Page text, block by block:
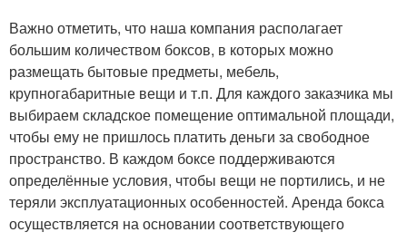
Важно отметить, что наша компания располагает
большим количеством боксов, в которых можно
размещать бытовые предметы, мебель,
крупногабаритные вещи и т.п. Для каждого заказчика мы
выбираем складское помещение оптимальной площади,
чтобы ему не пришлось платить деньги за свободное
пространство. В каждом боксе поддерживаются
определённые условия, чтобы вещи не портились, и не
теряли эксплуатационных особенностей. Аренда бокса
осуществляется на основании соответствующего